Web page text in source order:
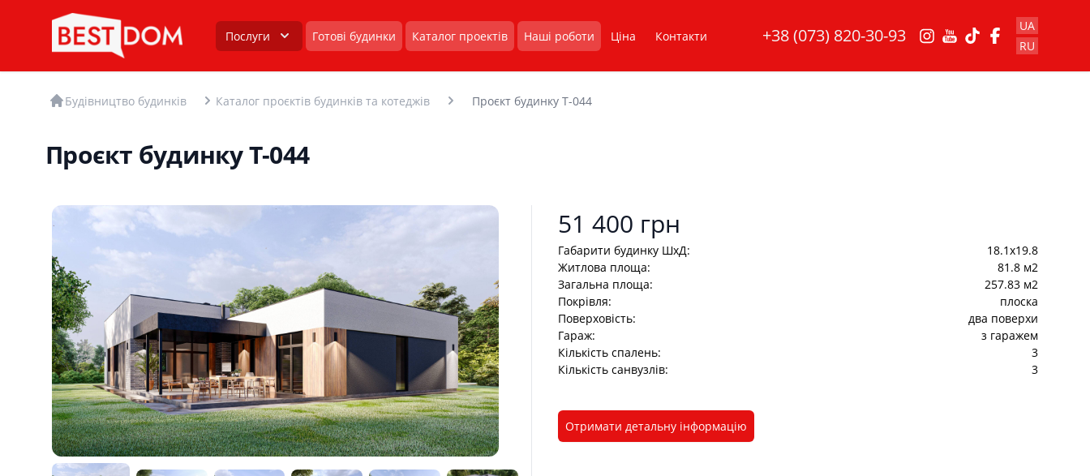
Послуги Готові будинки Каталог проектів Наші роботи Ціна Контакти +38 (073) 820-30-93
UA
RU
Будівництво будинків Каталог проєктів будинків та котеджів Проєкт будинку T-044
Проєкт будинку T-044
Product information
51 400 грн
Габарити будинку ШхД:
18.1x19.8
Житлова площа:
81.8 м2
Загальна площа:
257.83 м2
Покрівля:
плоска
Поверховість:
два поверхи
Гараж:
з гаражем
Кількість спалень:
3
Кількість санвузлів:
3
Отримати детальну інформацію